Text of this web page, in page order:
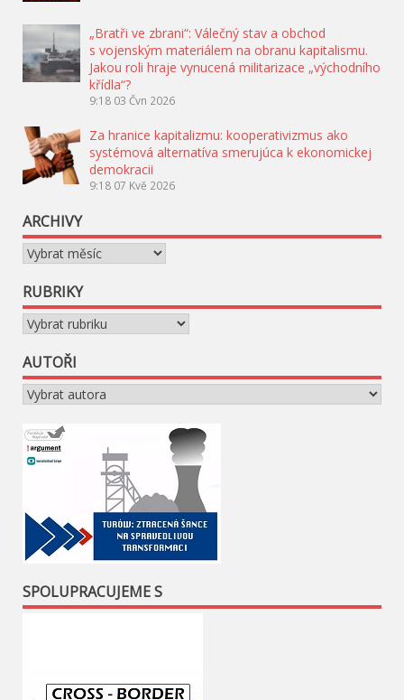
„Bratři ve zbrani“: Válečný stav a obchod
s vojenským materiálem na obranu kapitalismu.
Jakou roli hraje vynucená militarizace „východního
křídla“?
9:18 03 Čvn 2026
Za hranice kapitalizmu: kooperativizmus ako
systémová alternatíva smerujúca k ekonomickej
demokracii
9:18 07 Kvě 2026
ARCHIVY
Archivy
RUBRIKY
Rubriky
AUTOŘI
SPOLUPRACUJEME S